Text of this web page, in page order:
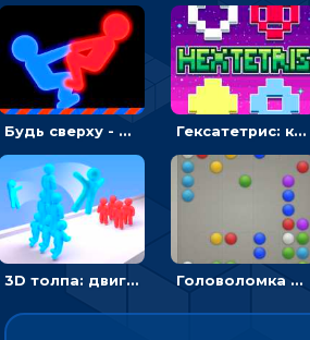
Будь сверху - борись с другом и выигрывай Гексатетрис: кидать блок, чтобы складывать три в ряд - головоломка
3D толпа: двигаться и собирать цветных человечков Головоломка Линии: собери шарики в ряд из 5